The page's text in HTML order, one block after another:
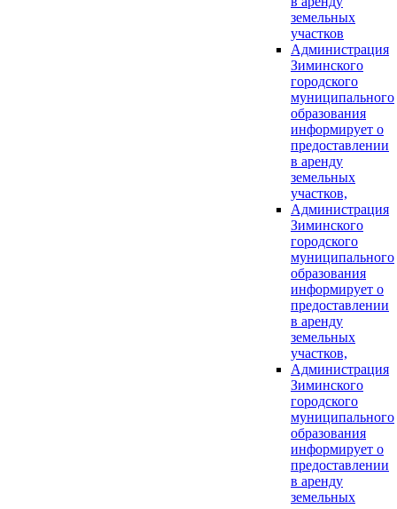
земельных
участков
Администрация
Зиминского
городского
муниципального
образования
информирует о
предоставлении
в аренду
земельных
участков,
Администрация
Зиминского
городского
муниципального
образования
информирует о
предоставлении
в аренду
земельных
участков,
Администрация
Зиминского
городского
муниципального
образования
информирует о
предоставлении
в аренду
земельных